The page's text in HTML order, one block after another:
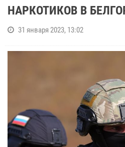
НАРКОТИКОВ В
31 января 2023, 13:02